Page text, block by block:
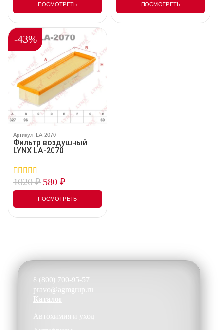
5
ПОСМОТРЕТЬ
5
ПОСМОТРЕТЬ
-43%
Артикул: LA-2070
Фильтр воздушный
LYNX LA-2070
0
out
5
1020₽ 580 ₽
ПОСМОТРЕТЬ
8 (800) 700-95-57
pravo@agmgrup.ru
Каталог
Автохимия и уход